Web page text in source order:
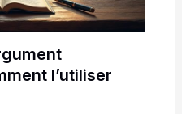
l’utiliser